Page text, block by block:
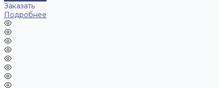
Заказать
Подробнее